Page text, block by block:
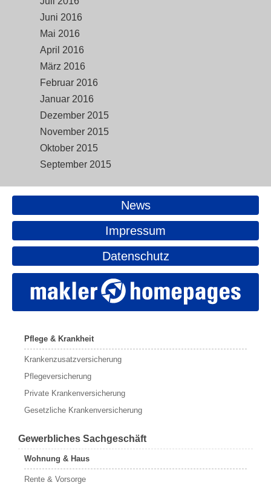
Juni 2016
Mai 2016
April 2016
März 2016
Februar 2016
Januar 2016
Dezember 2015
November 2015
Oktober 2015
September 2015
News
Impressum
Datenschutz
Pflege & Krankheit
Krankenzusatzversicherung
Pflegeversicherung
Private Krankenversicherung
Gesetzliche Krankenversicherung
Gewerbliches Sachgeschäft
Wohnung & Haus
Rente & Vorsorge